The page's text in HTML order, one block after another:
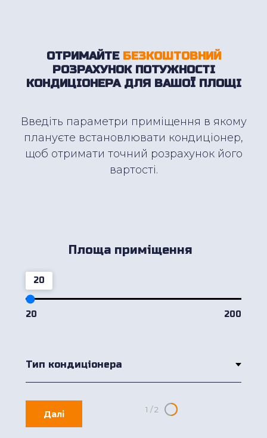
ОТРИМАЙТЕ БЕЗКОШТОВНИЙ
РОЗРАХУНОК ПОТУЖНОСТІ
КОНДИЦІОНЕРА ДЛЯ ВАШОЇ ПЛОЩІ
Введіть параметри приміщення в якому
плануєте встановлювати кондиціонер,
щоб отримати точний розрахунок його
вартості.
Площа приміщення
20
20 200
Далі 1 /2